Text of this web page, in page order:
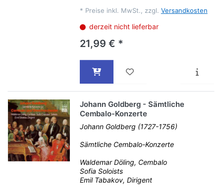
* Preise inkl. MwSt., zzgl. Versandkosten
derzeit nicht lieferbar
21,99 € *
Johann Goldberg - Sämtliche
Cembalo-Konzerte
Johann Goldberg (1727-1756)
Sämtliche Cembalo-Konzerte
Waldemar Döling, Cembalo
Sofia Soloists
Emil Tabakov, Dirigent